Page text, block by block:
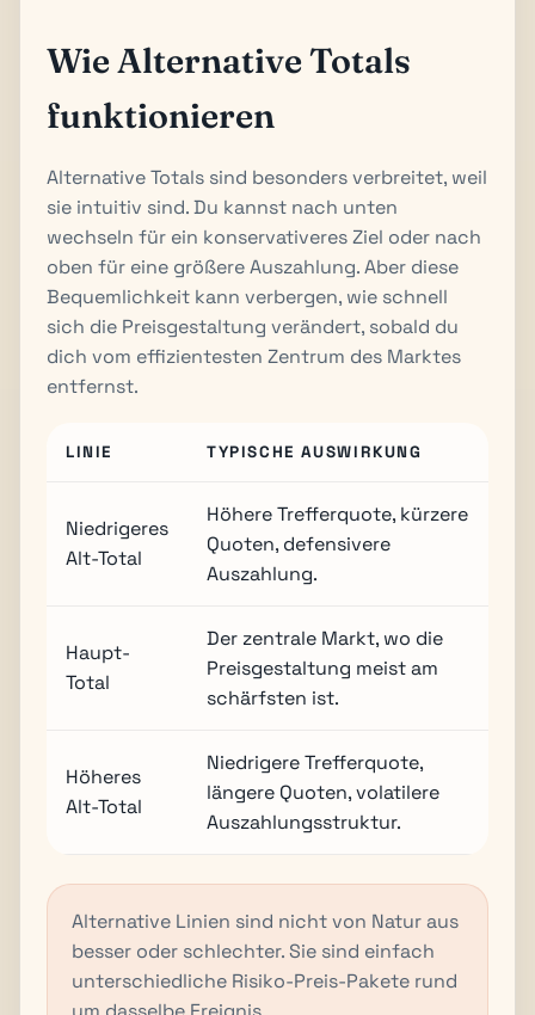
Wie Alternative Totals
funktionieren
Alternative Totals sind besonders verbreitet, weil
sie intuitiv sind. Du kannst nach unten
wechseln für ein konservativeres Ziel oder nach
oben für eine größere Auszahlung. Aber diese
Bequemlichkeit kann verbergen, wie schnell
sich die Preisgestaltung verändert, sobald du
dich vom effizientesten Zentrum des Marktes
entfernst.
LINIE TYPISCHE AUSWIRKUNG
Niedrigeres
Alt-Total
Höhere Trefferquote, kürzere
Quoten, defensivere
Auszahlung.
Haupt-
Total
Der zentrale Markt, wo die
Preisgestaltung meist am
schärfsten ist.
Höheres
Alt-Total
Niedrigere Trefferquote,
längere Quoten, volatilere
Auszahlungsstruktur.
Alternative Linien sind nicht von Natur aus
besser oder schlechter. Sie sind einfach
unterschiedliche Risiko-Preis-Pakete rund